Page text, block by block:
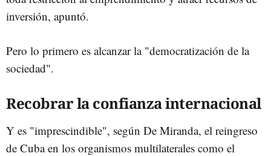
inversión, apuntó.
Pero lo primero es alcanzar la "democratización de la
sociedad".
Recobrar la confianza internacional
Y es "imprescindible", según De Miranda, el reingreso
de Cuba en los organismos multilaterales como el